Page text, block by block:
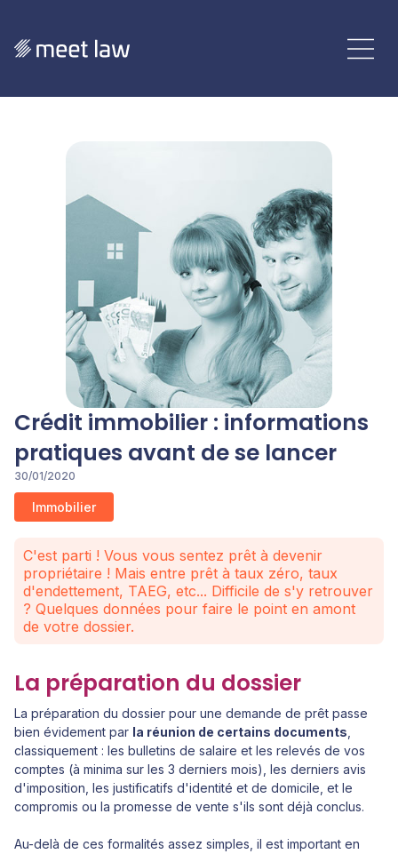
Crédit immobilier : informations
pratiques avant de se lancer
30/01/2020
Immobilier
C'est parti ! Vous vous sentez prêt à devenir
propriétaire ! Mais entre prêt à taux zéro, taux
d'endettement, TAEG, etc... Difficile de s'y retrouver
? Quelques données pour faire le point en amont
de votre dossier.
La préparation du dossier
La préparation du dossier pour une demande de prêt passe
bien évidement par la réunion de certains documents
classiquement : les bulletins de salaire et les relevés de vos
comptes (à minima sur les 3 derniers mois), les derniers avis
d'imposition, les justificatifs d'identité et de domicile, et le
compromis ou la promesse de vente s'ils sont déjà conclus.
Au-delà de ces formalités assez simples, il est important en